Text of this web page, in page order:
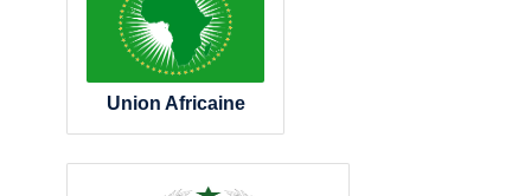
Union Africaine